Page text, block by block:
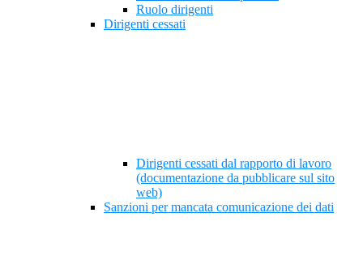
Ruolo dirigenti
Dirigenti cessati
Dirigenti cessati dal rapporto di lavoro
(documentazione da pubblicare sul sito
web)
Sanzioni per mancata comunicazione dei dati